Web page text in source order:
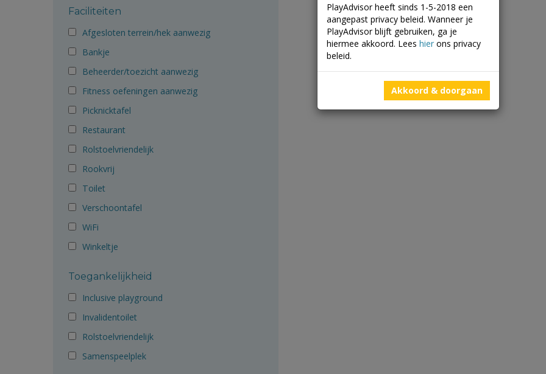
Faciliteiten
Afgesloten terrein/hek aanwezig
Bankje
Beheerder/toezicht aanwezig
Fitness oefeningen aanwezig
Picknicktafel
Restaurant
Rolstoelvriendelijk
Rookvrij
Toilet
Verschoontafel
WiFi
Winkeltje
Toegankelijkheid
Inclusive playground
Invalidentoilet
Rolstoelvriendelijk
Samenspeelplek
PlayAdvisor heeft sinds 1-5-2018 een
aangepast privacy beleid. Wanneer je
PlayAdvisor blijft gebruiken, ga je
hiermee akkoord. Lees hier ons privacy
beleid.
Akkoord & doorgaan